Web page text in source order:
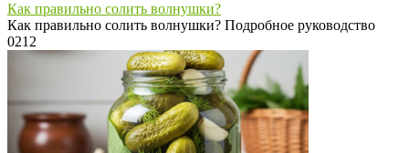
Как правильно солить волнушки?
Как правильно солить волнушки? Подробное руководство
0212